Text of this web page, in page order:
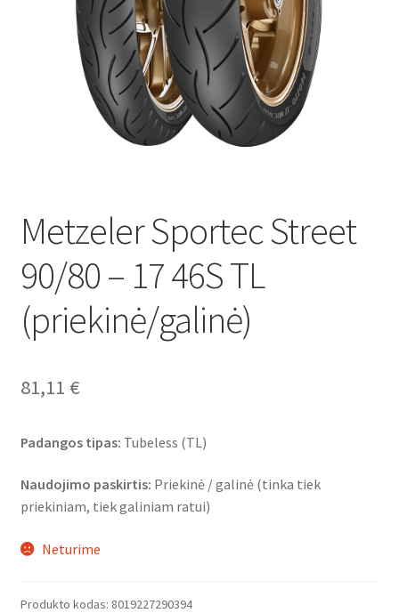
Metzeler Sportec Street
90/80 – 17 46S TL
(priekinė/galinė)
81,11 €
Padangos tipas: Tubeless (TL)
Naudojimo paskirtis: Priekinė / galinė (tinka tiek
priekiniam, tiek galiniam ratui)
Neturime
Produkto kodas: 8019227290394